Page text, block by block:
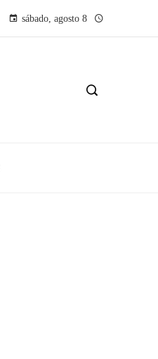
sábado, agosto 8